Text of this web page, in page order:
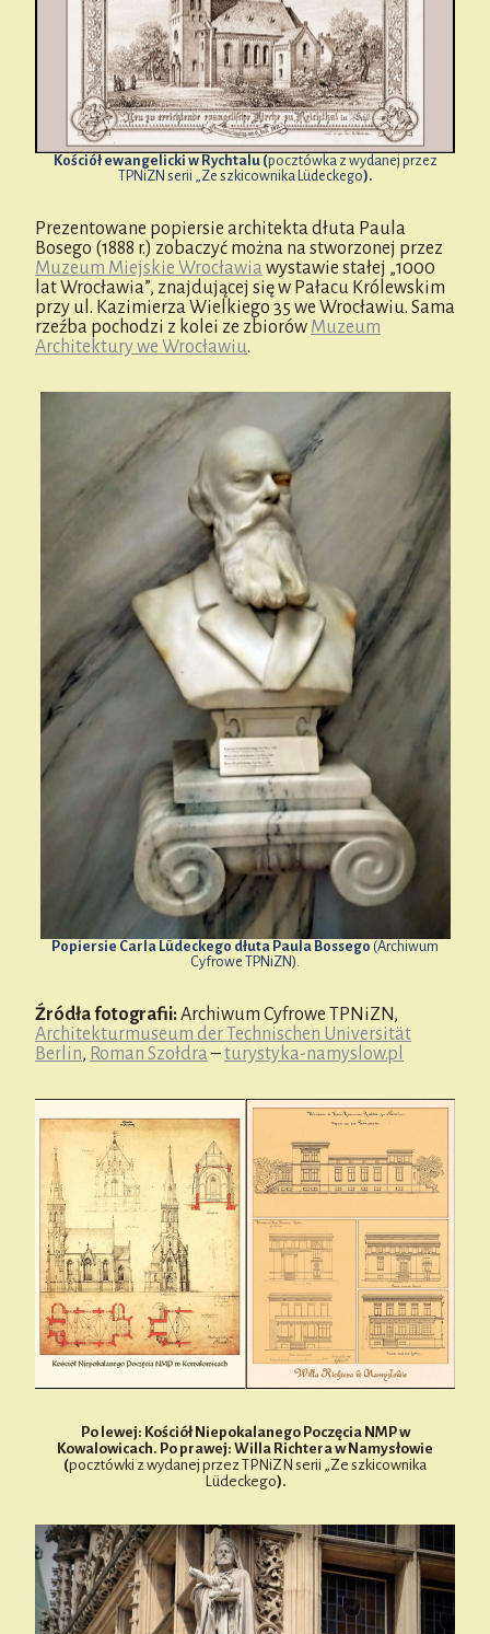
Kościół ewangelicki w Rychtalu (pocztówka z wydanej przez
TPNiZN serii „Ze szkicownika Lüdeckego).
Prezentowane popiersie architekta dłuta Paula
Bosego (1888 r.) zobaczyć można na stworzonej przez
Muzeum Miejskie Wrocławia wystawie stałej „1000
lat Wrocławia”, znajdującej się w Pałacu Królewskim
przy ul. Kazimierza Wielkiego 35 we Wrocławiu. Sama
rzeźba pochodzi z kolei ze zbiorów Muzeum
Architektury we Wrocławiu.
Popiersie Carla Lüdeckego dłuta Paula Bossego (Archiwum
Cyfrowe TPNiZN).
Źródła fotografii:Archiwum Cyfrowe TPNiZN,
Architekturmuseum der Technischen Universität
Berlin, Roman Szołdra –turystyka-namyslow.pl
Po lewej: Kościół Niepokalanego Poczęcia NMP w
Kowalowicach. Po prawej: Willa Richtera w Namysłowie
(pocztówki z wydanej przez TPNiZN serii „Ze szkicownika
Lüdeckego).